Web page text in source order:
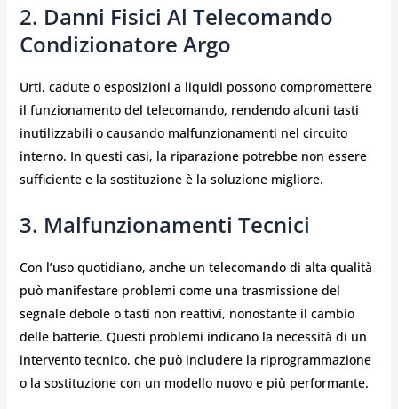
2. Danni Fisici Al Telecomando
Condizionatore Argo
Urti, cadute o esposizioni a liquidi possono compromettere
il funzionamento del telecomando, rendendo alcuni tasti
inutilizzabili o causando malfunzionamenti nel circuito
interno. In questi casi, la riparazione potrebbe non essere
sufficiente e la sostituzione è la soluzione migliore.
3. Malfunzionamenti Tecnici
Con l’uso quotidiano, anche un telecomando di alta qualità
può manifestare problemi come una trasmissione del
segnale debole o tasti non reattivi, nonostante il cambio
delle batterie. Questi problemi indicano la necessità di un
intervento tecnico, che può includere la riprogrammazione
o la sostituzione con un modello nuovo e più performante.